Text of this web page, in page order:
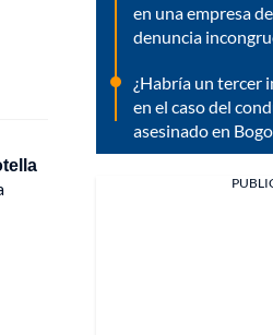
en una empresa
denuncia
¿Habría un tercer
en el caso del
asesinado en